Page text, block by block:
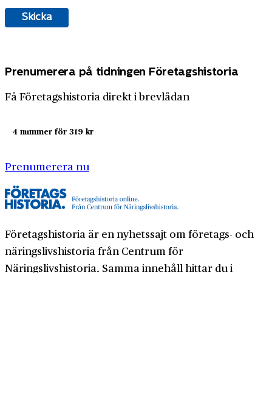
Prenumerera på tidningen Företagshistoria
Få Företagshistoria direkt i brevlådan
4 nummer för 319 kr
Prenumerera nu
Företagshistoria är en nyhetssajt om företags- och
näringslivshistoria från Centrum för
Näringslivshistoria. Samma innehåll hittar du i